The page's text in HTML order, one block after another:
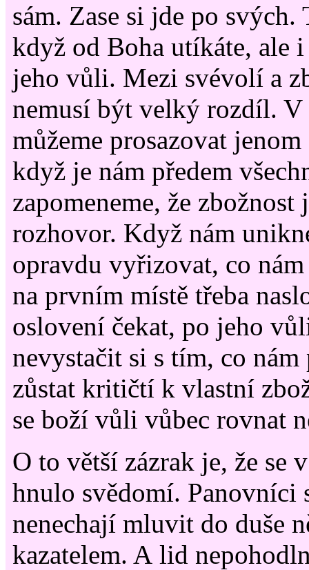
sám. Zase si jde po
když od Boha utíkáte, ale
jeho vůli. Mezi svévolí a
nemusí být velký rozdíl. V
můžeme prosazovat
když je nám předem
zapomeneme, že zbožnost
rozhovor. Když nám
opravdu vyřizovat, co
na prvním místě třeba
oslovení čekat, po jeho
nevystačit si s tím, co nám
zůstat kritičtí k vlastní
se boží vůli vůbec rovnat
O to větší zázrak je, že se
hnulo svědomí. Panovníci
nenechají mluvit do duše
kazatelem. A lid